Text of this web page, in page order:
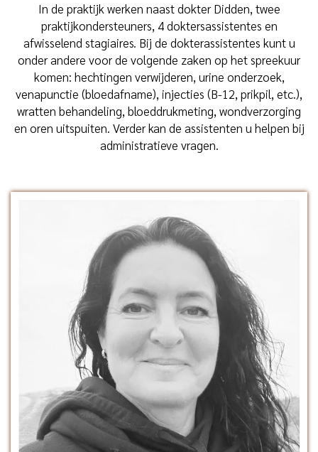
In de praktijk werken naast dokter Didden, twee
praktijkondersteuners, 4 doktersassistentes en
afwisselend stagiaires. Bij de dokterassistentes kunt u
onder andere voor de volgende zaken op het spreekuur
komen: hechtingen verwijderen, urine onderzoek,
venapunctie (bloedafname), injecties (B-12, prikpil, etc.),
wratten behandeling, bloeddrukmeting, wondverzorging
en oren uitspuiten. Verder kan de assistenten u helpen bij
administratieve vragen.